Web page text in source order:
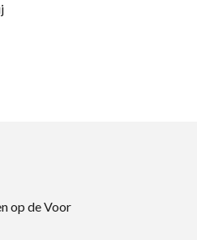
op de Voor